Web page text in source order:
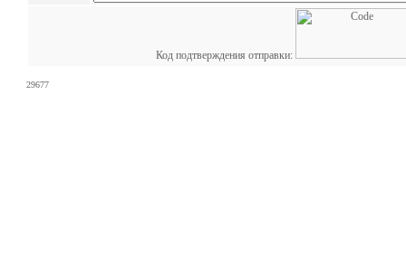
Код подтверждения отправки:
29677